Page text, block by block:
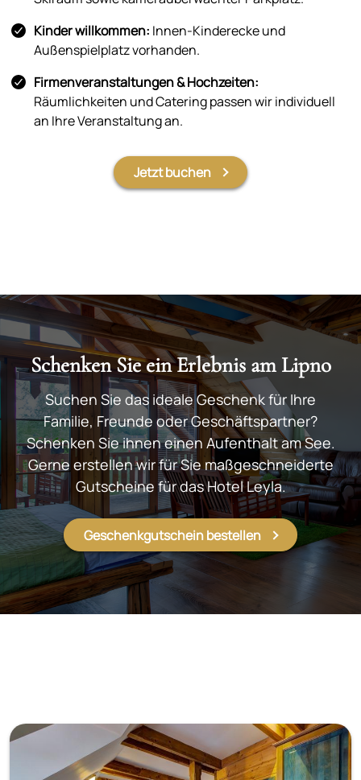
Kinder willkommen: Innen-Kinderecke und
Außenspielplatz vorhanden.
Firmenveranstaltungen & Hochzeiten:
Räumlichkeiten und Catering passen wir individuell
an Ihre Veranstaltung an.
Jetzt buchen
Schenken Sie ein Erlebnis am Lipno
Suchen Sie das ideale Geschenk für Ihre
Familie, Freunde oder Geschäftspartner?
Schenken Sie ihnen einen Aufenthalt am See.
Gerne erstellen wir für Sie maßgeschneiderte
Gutscheine für das Hotel Leyla.
Geschenkgutschein bestellen